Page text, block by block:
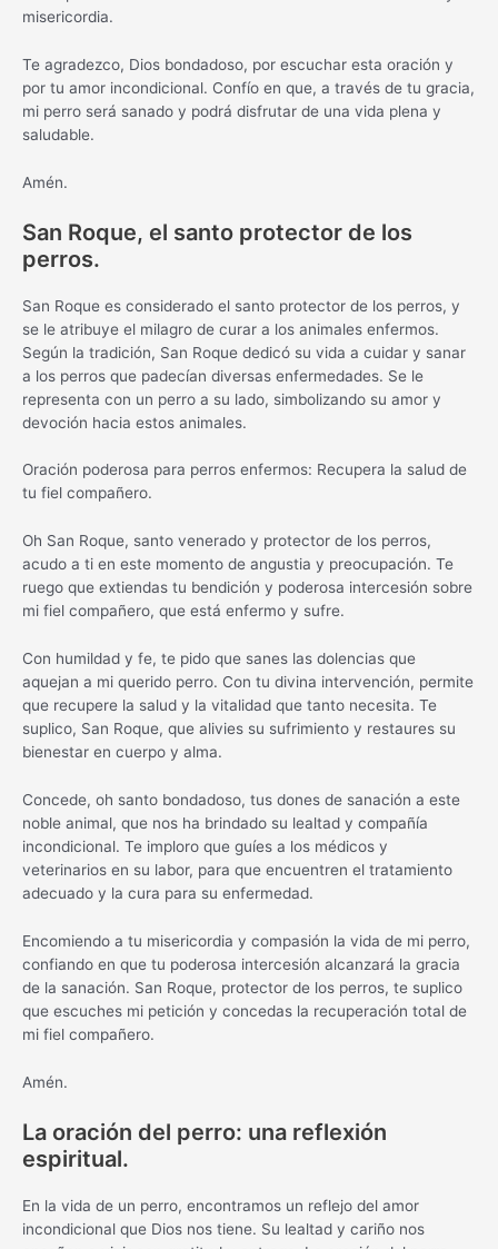
misericordia.
Te agradezco, Dios bondadoso, por escuchar esta oración y
por tu amor incondicional. Confío en que, a través de tu gracia,
mi perro será sanado y podrá disfrutar de una vida plena y
saludable.
Amén.
San Roque, el santo protector de los
perros.
San Roque es considerado el santo protector de los perros, y
se le atribuye el milagro de curar a los animales enfermos.
Según la tradición, San Roque dedicó su vida a cuidar y sanar
a los perros que padecían diversas enfermedades. Se le
representa con un perro a su lado, simbolizando su amor y
devoción hacia estos animales.
Oración poderosa para perros enfermos: Recupera la salud de
tu fiel compañero.
Oh San Roque, santo venerado y protector de los perros,
acudo a ti en este momento de angustia y preocupación. Te
ruego que extiendas tu bendición y poderosa intercesión sobre
mi fiel compañero, que está enfermo y sufre.
Con humildad y fe, te pido que sanes las dolencias que
aquejan a mi querido perro. Con tu divina intervención, permite
que recupere la salud y la vitalidad que tanto necesita. Te
suplico, San Roque, que alivies su sufrimiento y restaures su
bienestar en cuerpo y alma.
Concede, oh santo bondadoso, tus dones de sanación a este
noble animal, que nos ha brindado su lealtad y compañía
incondicional. Te imploro que guíes a los médicos y
veterinarios en su labor, para que encuentren el tratamiento
adecuado y la cura para su enfermedad.
Encomiendo a tu misericordia y compasión la vida de mi perro,
confiando en que tu poderosa intercesión alcanzará la gracia
de la sanación. San Roque, protector de los perros, te suplico
que escuches mi petición y concedas la recuperación total de
mi fiel compañero.
Amén.
La oración del perro: una reflexión
espiritual.
En la vida de un perro, encontramos un reflejo del amor
incondicional que Dios nos tiene. Su lealtad y cariño nos